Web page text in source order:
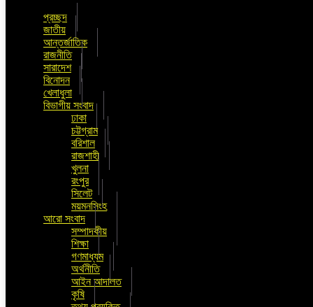
প্রচ্ছদ
জাতীয়
আন্তর্জাতিক
রাজনীতি
সারাদেশ
বিনোদন
খেলাধুলা
বিভাগীয় সংবাদ
ঢাকা
চট্টগ্রাম
বরিশাল
রাজশাহী
খুলনা
রংপুর
সিলেট
ময়মনসিংহ
আরো সংবাদ
সম্পাদকীয়
শিক্ষা
গণমাধ্যম
অর্থনীতি
আইন আদালত
কৃষি